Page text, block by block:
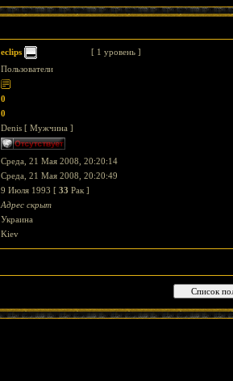
eclips
[ 1 уровень ]
Пользователи
0
0
Denis [ Мужчина ]
Среда, 21 Мая 2008, 20:20:14
Среда, 21 Мая 2008, 20:20:49
9 Июля 1993 [ 33 Рак ]
Адрес скрыт
Украина
Kiev